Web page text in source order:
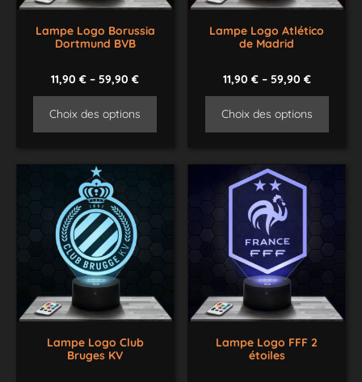
Lampe Logo Borussia
Dortmund BVB
11,90€ –59,90€
Choix des options
Lampe Logo Atlético
de Madrid
11,90 €– 59,90 €
Choix des options
Lampe Logo Club
Bruges KV
Lampe Logo FFF 2
étoiles